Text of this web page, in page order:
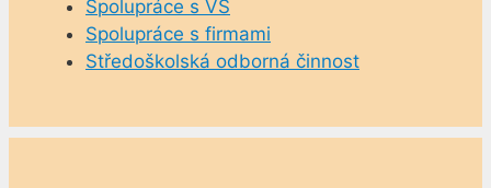
Spolupráce s VŠ
Spolupráce s firmami
Středoškolská odborná činnost